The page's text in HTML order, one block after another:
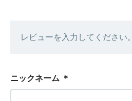
レビューを入力してください。
ニックネーム ＊